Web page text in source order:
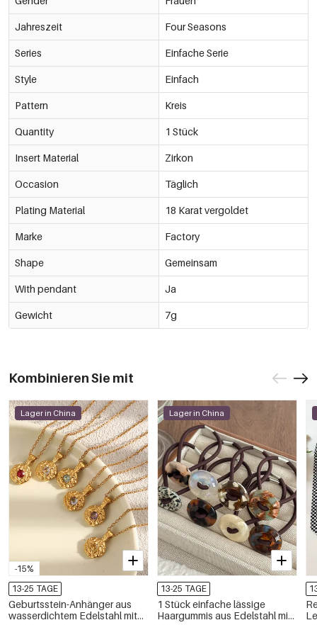
Jahreszeit Four Seasons
Series Einfache Serie
Style Einfach
Pattern Kreis
Quantity 1 Stück
Insert Material Zirkon
Occasion Täglich
Plating Material 18 Karat vergoldet
Marke Factory
Shape Gemeinsam
With pendant Ja
Gewicht 7g
Kombinieren Sie mit
-15%
Lager in China
13-25 TAGE
Geburtsstein-Anhänger aus
wasserdichtem Edelstahl mit
Lager in China
13-25 TAGE
1 Stück einfache lässige
Haargummis aus Edelstahl mit